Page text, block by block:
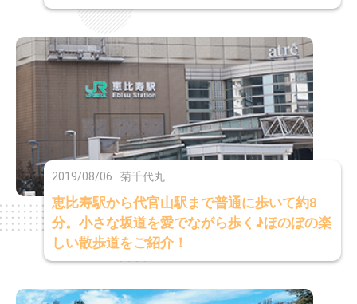
2019/08/06 菊千代丸
恵比寿駅から代官山駅まで普通に歩いて約8
分。小さな坂道を愛でながら歩く♪ほのぼの楽
しい散歩道をご紹介！